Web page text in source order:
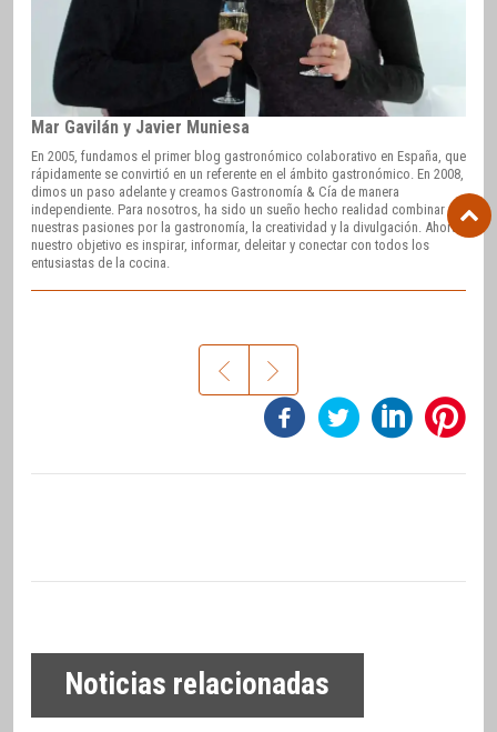
Mar Gavilán y Javier Muniesa
En 2005, fundamos el primer blog gastronómico colaborativo en España, que
rápidamente se convirtió en un referente en el ámbito gastronómico. En 2008,
dimos un paso adelante y creamos Gastronomía & Cía de manera
independiente. Para nosotros, ha sido un sueño hecho realidad combinar
nuestras pasiones por la gastronomía, la creatividad y la divulgación. Ahora
nuestro objetivo es inspirar, informar, deleitar y conectar con todos los
entusiastas de la cocina.
Noticias relacionadas